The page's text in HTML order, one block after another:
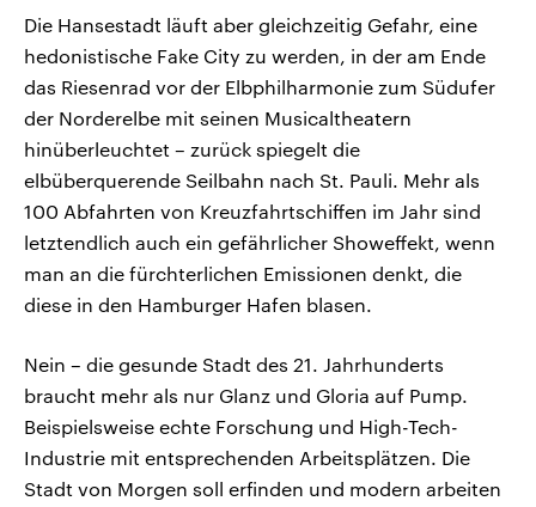
Die Hansestadt läuft aber gleichzeitig Gefahr, eine
hedonistische Fake City zu werden, in der am Ende
das Riesenrad vor der Elbphilharmonie zum Südufer
der Norderelbe mit seinen Musicaltheatern
hinüberleuchtet – zurück spiegelt die
elbüberquerende Seilbahn nach St. Pauli. Mehr als
100 Abfahrten von Kreuzfahrtschiffen im Jahr sind
letztendlich auch ein gefährlicher Showeffekt, wenn
man an die fürchterlichen Emissionen denkt, die
diese in den Hamburger Hafen blasen.
Nein – die gesunde Stadt des 21. Jahrhunderts
braucht mehr als nur Glanz und Gloria auf Pump.
Beispielsweise echte Forschung und High-Tech-
Industrie mit entsprechenden Arbeitsplätzen. Die
Stadt von Morgen soll erfinden und modern arbeiten